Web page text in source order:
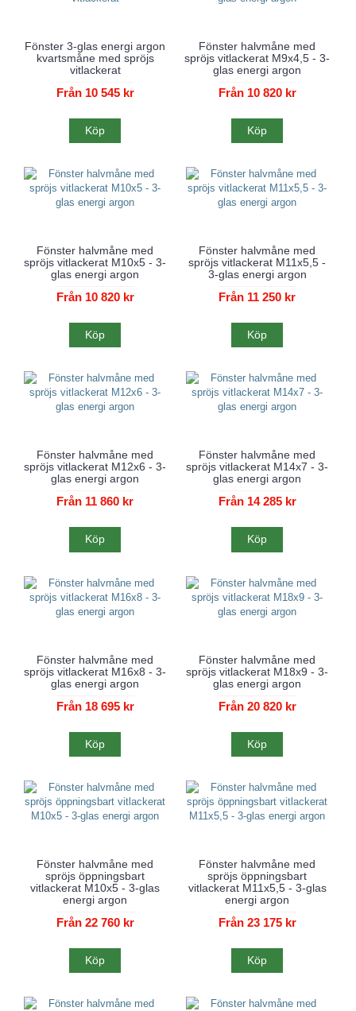
Fönster 3-glas energi argon
kvartsmåne med spröjs
vitlackerat
Från 10 545 kr
Köp
Fönster halvmåne med
spröjs vitlackerat M9x4,5 - 3-
glas energi argon
Från 10 820 kr
Köp
Fönster halvmåne med
spröjs vitlackerat M10x5 - 3-
glas energi argon
Från 10 820 kr
Köp
Fönster halvmåne med
spröjs vitlackerat M11x5,5 -
3-glas energi argon
Från 11 250 kr
Köp
Fönster halvmåne med
spröjs vitlackerat M12x6 - 3-
glas energi argon
Från 11 860 kr
Köp
Fönster halvmåne med
spröjs vitlackerat M14x7 - 3-
glas energi argon
Från 14 285 kr
Köp
Fönster halvmåne med
spröjs vitlackerat M16x8 - 3-
glas energi argon
Från 18 695 kr
Köp
Fönster halvmåne med
spröjs vitlackerat M18x9 - 3-
glas energi argon
Från 20 820 kr
Köp
Fönster halvmåne med
spröjs öppningsbart
vitlackerat M10x5 - 3-glas
energi argon
Från 22 760 kr
Köp
Fönster halvmåne med
spröjs öppningsbart
vitlackerat M11x5,5 - 3-glas
energi argon
Från 23 175 kr
Köp